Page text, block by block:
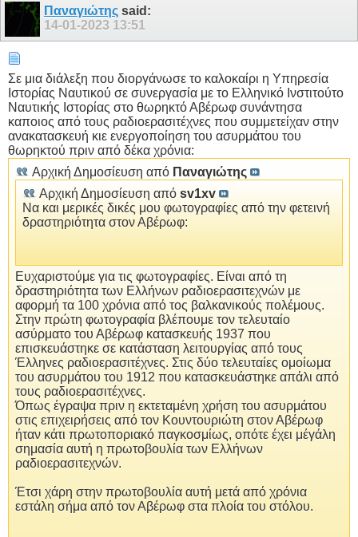
Παναγιώτης said:
14-01-2023 13:51
Σε μια διάλεξη που διοργάνωσε το καλοκαίρι η Υπηρεσία
Ιστορίας Ναυτικού σε συνεργασία με το Ελληνικό Ινστιτούτο
Ναυτικής Ιστορίας στο θωρηκτό Αβέρωφ συνάντησα
καποιος από τους ραδιοερασιτέχνες που συμμετείχαν στην
ανακατασκευή κιε ενεργοποίηση του ασυρμάτου του
θωρηκτού πριν από δέκα χρόνια:
Αρχική Δημοσίευση από Παναγιώτης
Αρχική Δημοσίευση από sv1xv
Να και μερικές δικές μου φωτογραφίες από την φετεινή
δραστηριότητα στον Αβέρωφ:
Ευχαριστούμε για τις φωτογραφίες. Είναι από τη
δραστηριότητα των Ελλήνων ραδιοερασιτεχνών με
αφορμή τα 100 χρόνια από τος βαλκανικούς πολέμους.
Στην πρώτη φωτογραφία βλέπουμε τον τελευταίο
ασύρματο του Αβέρωφ κατασκευής 1937 που
επισκευάστηκε σε κατάσταση λειτουργίας από τους
Έλληνες ραδιοερασιτέχνες. Στις δύο τελευταίες ομοίωμα
του ασυρμάτου του 1912 που κατασκευάστηκε απάλι από
τους ραδιοερασιτέχνες.
Όπως έγραψα πριν η εκτεταμένη χρήση του ασυρμάτου
στις επιχειρήσεις από τον Κουντουριώτη στον Αβέρωφ
ήταν κάτι πρωτοποριακό παγκοσμίως, οπότε έχει μέγάλη
σημασία αυτή η πρωτοβουλία των Ελλήνων
ραδιοερασιτεχνών.
Έτσι χάρη στην πρωτοβουλία αυτή μετά από χρόνια
εστάλη σήμα από τον Αβέρωφ στα πλοία του στόλου.